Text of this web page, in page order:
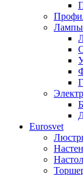
Лампы
Eurosvet